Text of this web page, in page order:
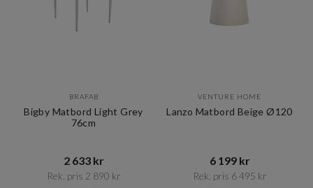
BRAFAB
Bigby Matbord Light Grey
76cm
2 633 kr​​
Rek. pris 2 890 kr​​
VENTURE HOME
Lanzo Matbord Beige Ø120
6 199 kr​​
Rek. pris 6 495 kr​​